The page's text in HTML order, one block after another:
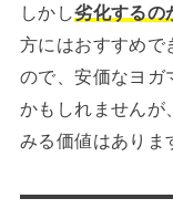
しかし劣化するの
方にはおすすめで
ので、安価なヨガ
かもしれませんが
みる価値はありま